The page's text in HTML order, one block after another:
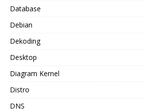
Database
Debian
Dekoding
Desktop
Diagram Kernel
Distro
DNS